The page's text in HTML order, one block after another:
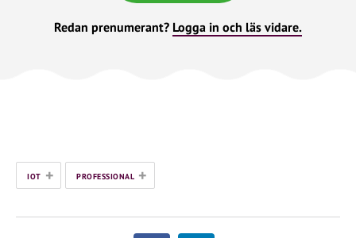
Redan prenumerant? Logga in och läs vidare.
IOT + PROFESSIONAL +